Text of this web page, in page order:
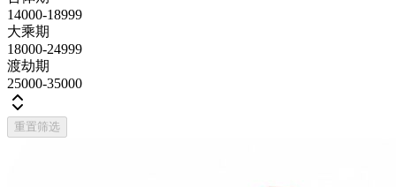
14000-18999
大乘期
18000-24999
渡劫期
25000-35000
重置筛选